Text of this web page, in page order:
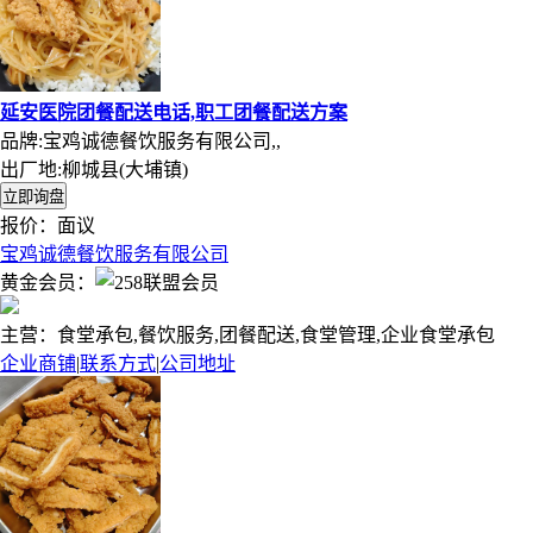
延安医院团餐配送电话,职工团餐配送方案
品牌:宝鸡诚德餐饮服务有限公司,,
出厂地:柳城县(大埔镇)
报价： 面议
宝鸡诚德餐饮服务有限公司
黄金会员：
主营：食堂承包,餐饮服务,团餐配送,食堂管理,企业食堂承包
企业商铺|联系方式|公司地址